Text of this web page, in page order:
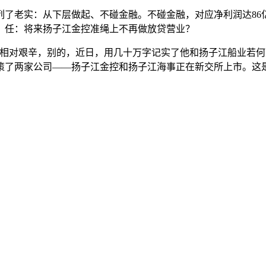
实：从下层做起、不碰金融。不碰金融，对应净利润达86
：将来扬子江金控准绳上不再做放贷营业？
辛，别的，近日，用几十万字记实了他和扬子江船业若
两家公司——扬子江金控和扬子江海事正在新交所上市。这